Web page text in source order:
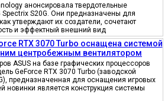
анонсировала твердотельные
Spectrix S20G. Они предназначены для
утверждают их создатели, сочетают
и эффектный внешний вид
RTX 3070 Turbo оснащена системой
центробежным вентилятором
ASUS на базе графических процессоров
GeForce RTX 3070 Turbo (заводской
предназначенная для оснащения игровых
новинки является конструкция системы